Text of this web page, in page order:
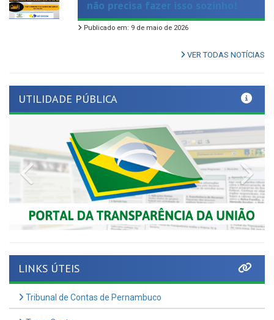
Publicado em: 9 de maio de 2026
VER TODAS NOTÍCIAS
Previous
Tribunal de Contas de Pernambuco
Tome Conta